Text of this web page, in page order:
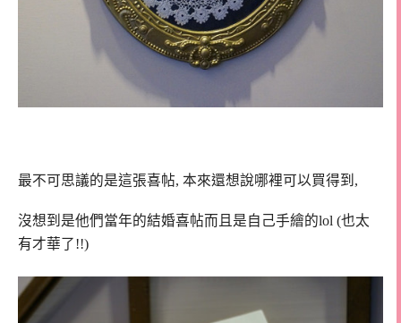
最不可思議的是這張喜帖, 本來還想說哪裡可以買得到,
沒想到是他們當年的結婚喜帖而且是自己手繪的lol (也太
有才華了!!)